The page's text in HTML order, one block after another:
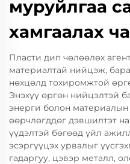
муруйлгаа
хамгаалах
Пласти дип чөлөөлөх
материалтай нийцэж,
нөхцөлд тохиромжтой
Энэхүү өргөн нийцэлтэй
энерги болон
өөрчлөгддөг дэвшилтэт
үүдэлтэй бөгөөд үйл
эсэргүүцэх урвалыг
гадаргуу, цэвэр металл,